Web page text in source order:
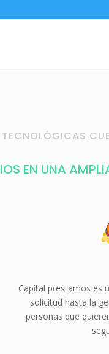
EN UNA
Capital prestamos es
solicitud hasta la
personas que